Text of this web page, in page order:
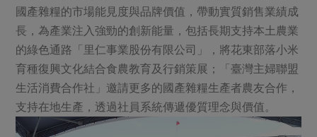
國產雜糧的市場能見度與品牌價值，帶動實質銷售業績成
長，為產業注入強勁的創新能量，包括長期支持本土農業
的綠色通路「里仁事業股份有限公司」，將花東部落小米
育種復興文化結合食農教育及行銷策展；「臺灣主婦聯盟
生活消費合作社」邀請更多的國產雜糧生產者農友合作，
支持在地生產，透過社員系統傳遞優質理念與價值。